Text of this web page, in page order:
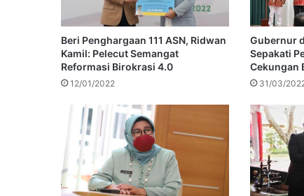
Beri Penghargaan 111 ASN, Ridwan
Kamil: Pelecut Semangat
Reformasi Birokrasi 4.0
12/01/2022
Gubernur
Sepakati
Cekungan
31/03/